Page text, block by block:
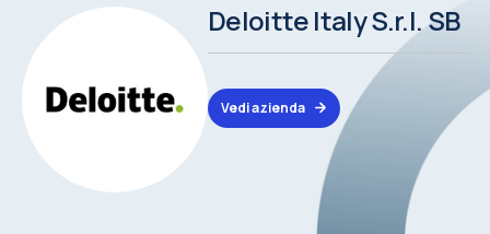
Deloitte Italy S.r.l. SB
Vedi azienda